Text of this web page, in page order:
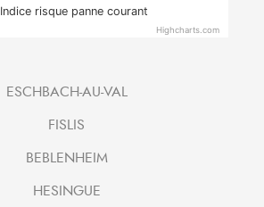
Indice risque panne courant
Highcharts.com
ESCHBACH-AU-VAL
FISLIS
BEBLENHEIM
HESINGUE